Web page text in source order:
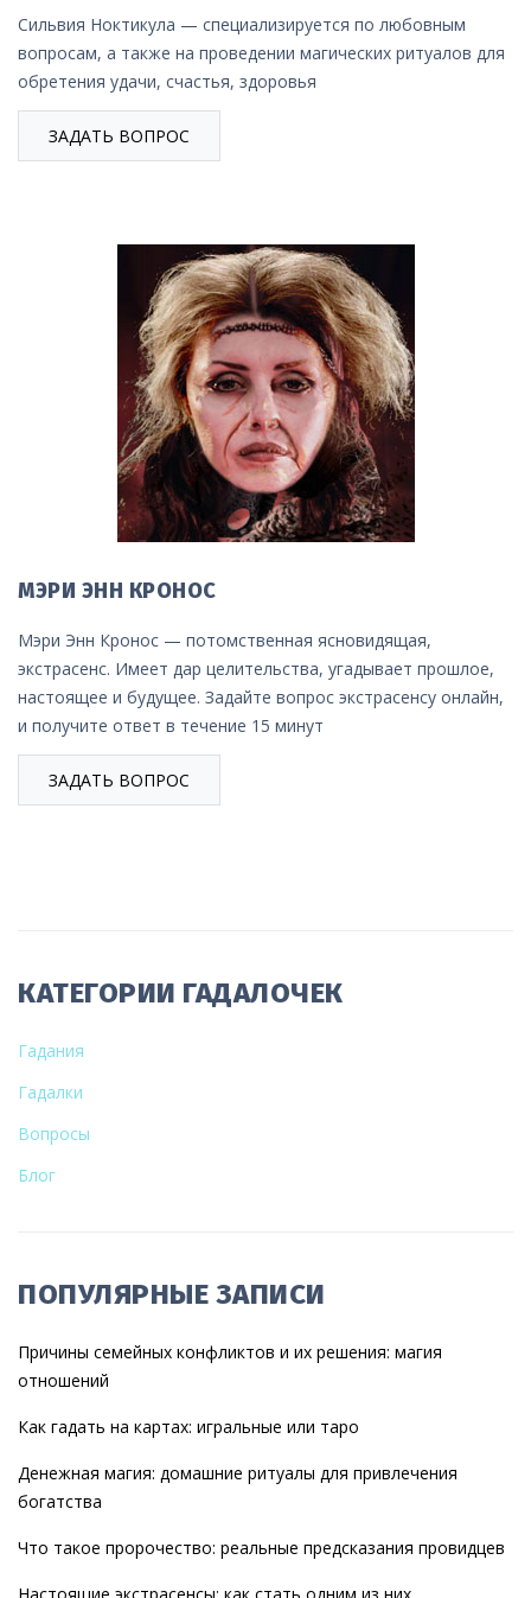
Сильвия Ноктикула — специализируется по любовным
вопросам, а также на проведении магических ритуалов для
обретения удачи, счастья, здоровья
ЗАДАТЬ ВОПРОС
МЭРИ ЭНН КРОНОС
Мэри Энн Кронос — потомственная ясновидящая,
экстрасенс. Имеет дар целительства, угадывает прошлое,
настоящее и будущее. Задайте вопрос экстрасенсу онлайн,
и получите ответ в течение 15 минут
ЗАДАТЬ ВОПРОС
КАТЕГОРИИ ГАДАЛОЧЕК
Гадания
Гадалки
Вопросы
Блог
ПОПУЛЯРНЫЕ ЗАПИСИ
Причины семейных конфликтов и их решения: магия
отношений
Как гадать на картах: игральные или таро
Денежная магия: домашние ритуалы для привлечения
богатства
Что такое пророчество: реальные предсказания провидцев